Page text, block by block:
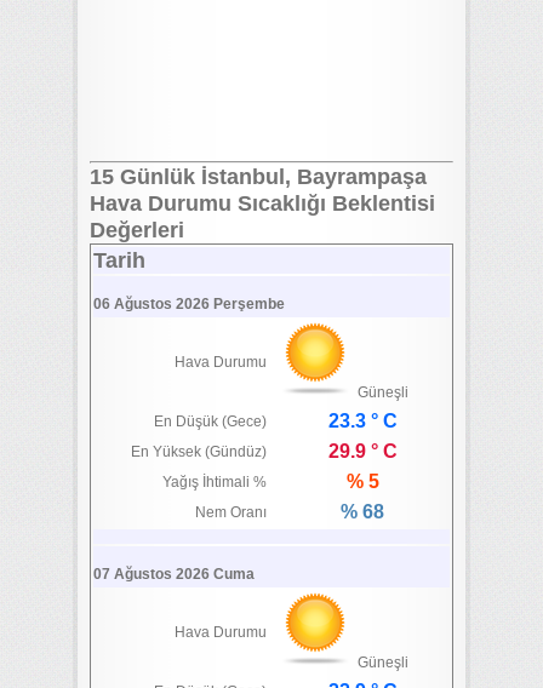
15 Günlük İstanbul, Bayrampaşa
Hava Durumu Sıcaklığı Beklentisi
Değerleri
Tarih
06 Ağustos 2026 Perşembe
Hava Durumu
Güneşli
En Düşük (Gece)
23.3 ° C
En Yüksek (Gündüz) 29.9 ° C
Yağış İhtimali % % 5
Nem Oranı % 68
07 Ağustos 2026 Cuma
Hava Durumu
Güneşli